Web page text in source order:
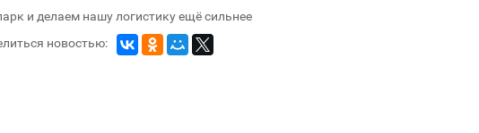
и делаем нашу логистику ещё сильнее
новостью: